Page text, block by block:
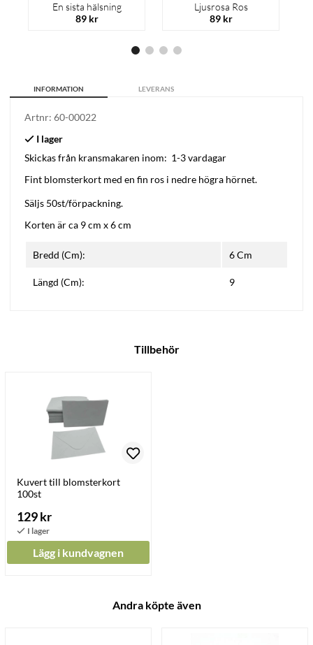
En sista hälsning
89 kr
Ljusrosa Ros
89 kr
INFORMATION LEVERANS
Artnr: 60-00022
Skickas från kransmakaren inom: 1-3 vardagar
Fint blomsterkort med en fin ros i nedre högra hörnet.
Säljs 50st/förpackning.
Korten är ca 9 cm x 6 cm
Bredd (Cm): 6 Cm
Längd (Cm): 9
Tillbehör
Kuvert till blomsterkort
100st
129 kr
Lägg i kundvagnen
Andra köpte även